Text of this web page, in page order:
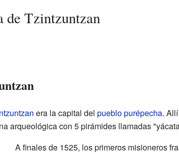
de Tzintzuntzan
era la capital del pueblo purépecha.
arqueológica con 5 pirámides llamadas
A finales de 1525, los primeros misioneros